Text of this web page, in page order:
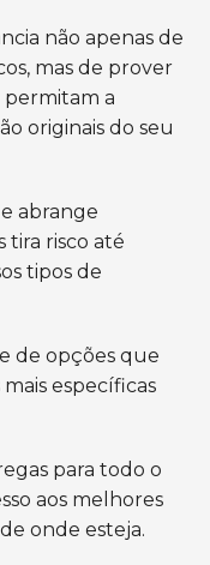
não apenas de
mas de prover
a
originais do seu
abrange
tira risco até
tipos de
de opções que
específicas
para todo o
aos melhores
onde esteja.